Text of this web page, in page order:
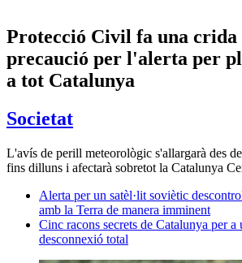
Protecció Civil fa una crida
precaució per l'alerta per
a tot Catalunya
Societat
L'avís de perill meteorològic s'allargarà des
fins dilluns i afectarà sobretot la Catalunya
Alerta per un satèl·lit soviètic
amb la Terra de manera imminent
Cinc racons secrets de Catalunya per a
desconnexió total